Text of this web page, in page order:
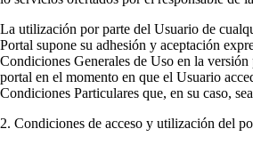
La utilización por parte del Usuario de
Portal supone su adhesión y aceptación
Condiciones Generales de Uso en la versión
portal en el momento en que el Usuario
Condiciones Particulares que, en su caso,
2. Condiciones de acceso y utilización del